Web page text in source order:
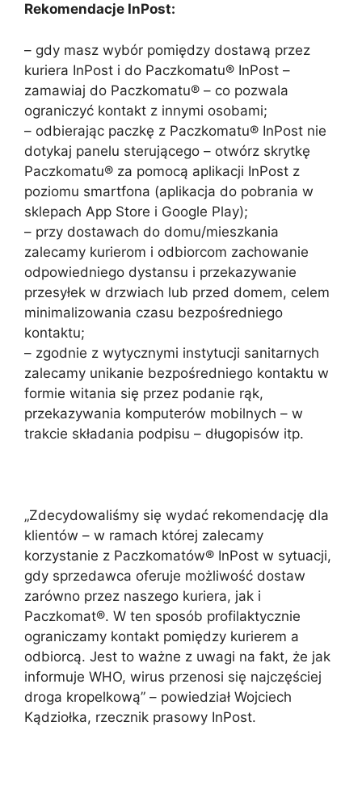
Rekomendacje InPost:
– gdy masz wybór pomiędzy dostawą przez
kuriera InPost i do Paczkomatu® InPost –
zamawiaj do Paczkomatu® – co pozwala
ograniczyć kontakt z innymi osobami;
– odbierając paczkę z Paczkomatu® InPost nie
dotykaj panelu sterującego – otwórz skrytkę
Paczkomatu® za pomocą aplikacji InPost z
poziomu smartfona (aplikacja do pobrania w
sklepach App Store i Google Play);
– przy dostawach do domu/mieszkania
zalecamy kurierom i odbiorcom zachowanie
odpowiedniego dystansu i przekazywanie
przesyłek w drzwiach lub przed domem, celem
minimalizowania czasu bezpośredniego
kontaktu;
– zgodnie z wytycznymi instytucji sanitarnych
zalecamy unikanie bezpośredniego kontaktu w
formie witania się przez podanie rąk,
przekazywania komputerów mobilnych – w
trakcie składania podpisu – długopisów itp.
„Zdecydowaliśmy się wydać rekomendację dla
klientów – w ramach której zalecamy
korzystanie z Paczkomatów® InPost w sytuacji,
gdy sprzedawca oferuje możliwość dostaw
zarówno przez naszego kuriera, jak i
Paczkomat®. W ten sposób profilaktycznie
ograniczamy kontakt pomiędzy kurierem a
odbiorcą. Jest to ważne z uwagi na fakt, że jak
informuje WHO, wirus przenosi się najczęściej
droga kropelkową” – powiedział Wojciech
Kądziołka, rzecznik prasowy InPost.